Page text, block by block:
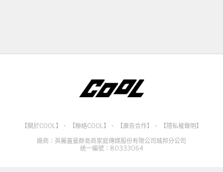
【關於COOL】 、 【聯絡COOL】 、 【廣告合作】 、
【隱私權聲明】
廠商：英屬蓋曼群島商家庭傳媒股份有限公司城邦分公司
統一編號：80333064